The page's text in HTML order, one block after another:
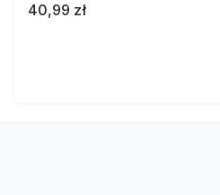
40,99 zł